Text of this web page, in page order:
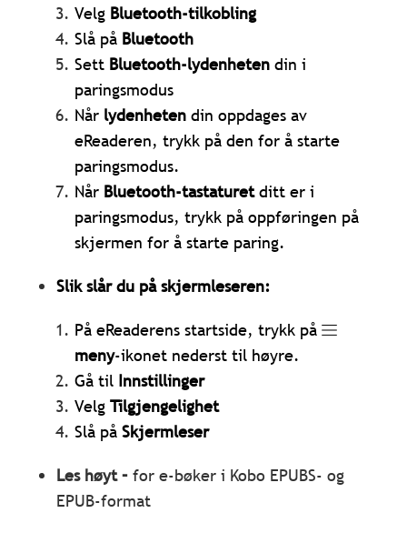
Velg Bluetooth-tilkobling
Slå på Bluetooth
Sett Bluetooth-lydenheten din i
paringsmodus
Når lydenheten din oppdages av
eReaderen, trykk på den for å starte
paringsmodus.
Når Bluetooth-tastaturetditt er i
paringsmodus, trykk på oppføringen på
skjermen for å starte paring.
Slik slår du på skjermleseren:
På eReaderens startside, trykk på
meny-ikonet nederst til høyre.
Gå til Innstillinger
VelgTilgjengelighet
Slå påSkjermleser
Les høyt –for e-bøker i Kobo EPUBS- og
EPUB-format